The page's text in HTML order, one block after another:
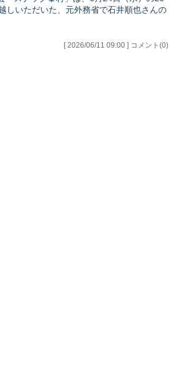
[ 2026/06/11 09:00 ] コメント(0)